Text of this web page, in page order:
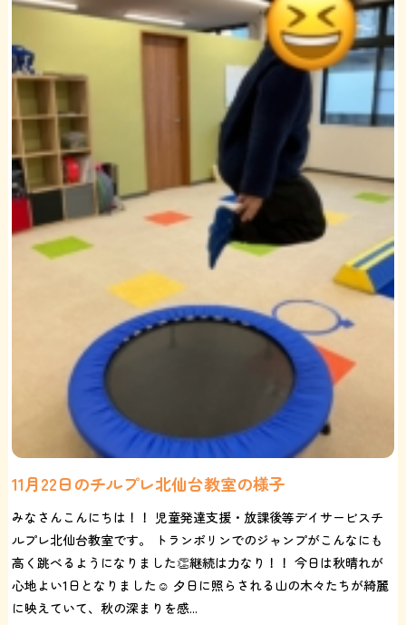
11月22日のチルプレ北仙台教室の様子
みなさんこんにちは！！ 児童発達支援・放課後等デイサービスチ
ルプレ北仙台教室です。 トランポリンでのジャンプがこんなにも
高く跳べるようになりました👏継続は力なり！！ 今日は秋晴れが
心地よい1日となりました☺️ 夕日に照らされる山の木々たちが綺麗
に映えていて、秋の深まりを感...